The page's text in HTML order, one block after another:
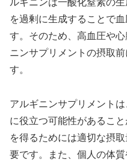
ルギニンは一酸化窒素の
を過剰に生成することで
す。そのため、高血圧や
ニンサプリメントの摂取
す。
アルギニンサプリメント
に役立つ可能性があるこ
を得るためには適切な摂
要です。また、個人の体